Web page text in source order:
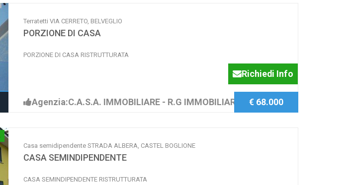
Terratetti VIA CERRETO, BELVEGLIO
PORZIONE DI CASA
PORZIONE DI CASA RISTRUTTURATA
Richiedi Info
Agenzia:C.A.S.A. IMMOBILIARE - R.G IMMOBILIARE SAS€ 68.000
Casa semidipendente STRADA ALBERA, CASTEL BOGLIONE
CASA SEMINDIPENDENTE
CASA SEMINDIPENDENTE RISTRUTTURATA